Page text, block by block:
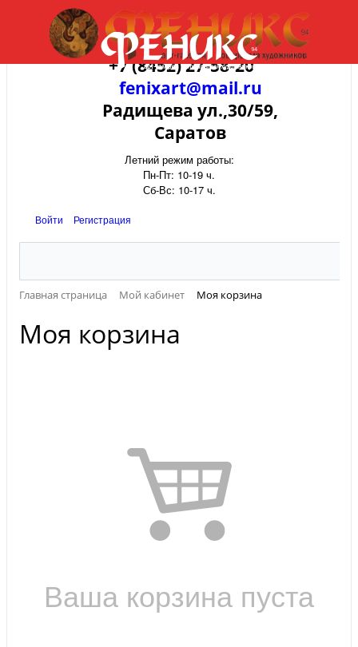
+7 (8452) 27-58-20
fenixart@mail.ru
Радищева ул.,30/59,
Саратов
Летний режим работы:
Пн-Пт: 10-19 ч.
Сб-Вс: 10-17 ч.
Войти Регистрация
Главная страница Мой кабинет Моя корзина
Моя корзина
Ваша корзина пуста